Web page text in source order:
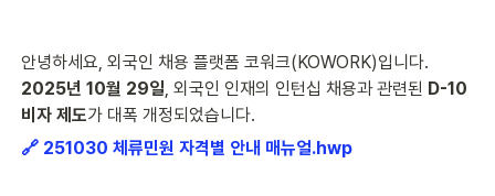
2025년 10월 29일, 외국인 인재의 인턴십 채용과 관련된 D-10
비자 제도가 대폭 개정되었습니다.
🔗 251030 체류민원 자격별 안내 매뉴얼.hwp